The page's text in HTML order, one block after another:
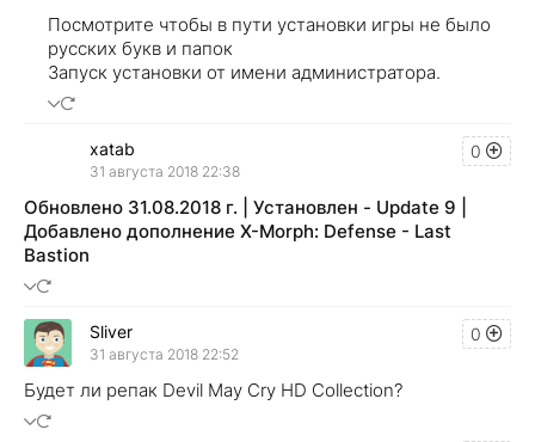
Посмотрите чтобы в пути установки игры не было
русских букв и папок
Запуск установки от имени администратора.
0
xatab
31 августа 2018 22:38
Обновлено 31.08.2018 г. | Установлен - Update 9 |
Добавлено дополнение X-Morph: Defense - Last
Bastion
0
Sliver
31 августа 2018 22:52
Будет ли репак Devil May Cry HD Collection?